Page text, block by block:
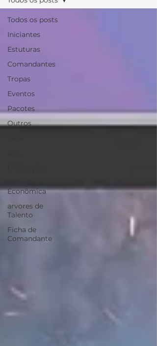
Todos os posts
Iniciantes
Estuturas
Comandantes
Tropas
Eventos
Pacotes
Outros
Econômica
arvores de
Talento
Ficha de
Comandante